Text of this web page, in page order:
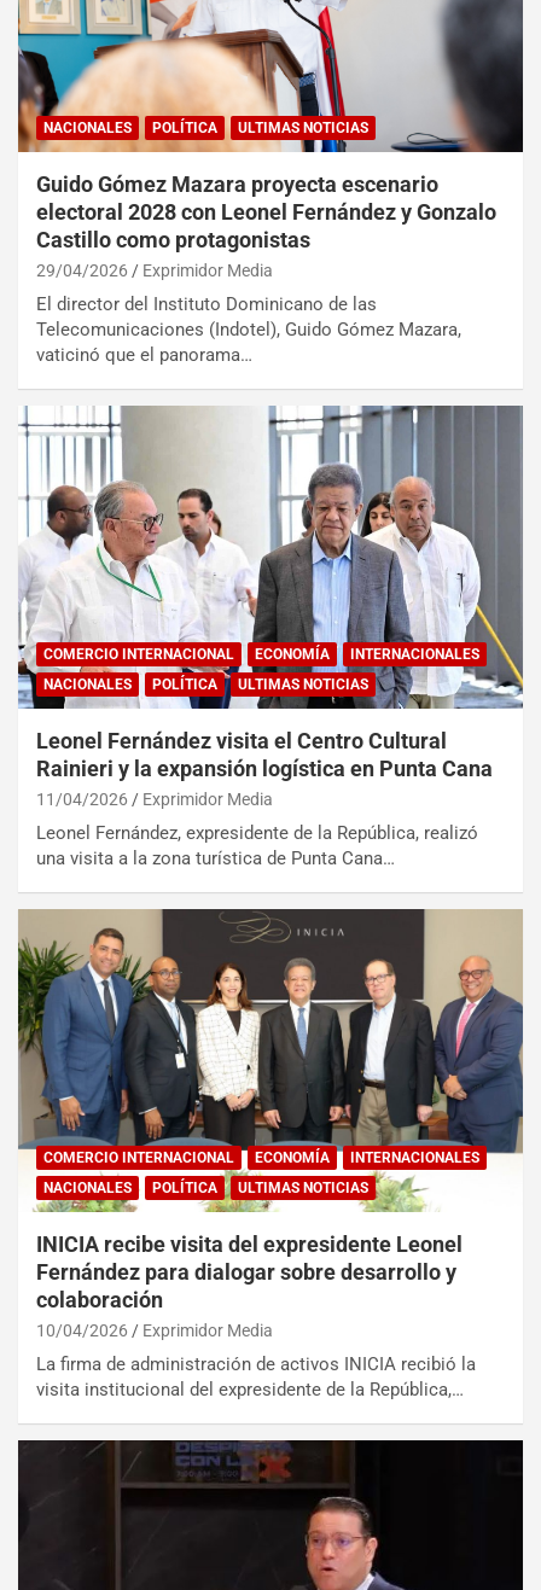
NACIONALES POLÍTICA ULTIMAS NOTICIAS
Guido Gómez Mazara proyecta escenario
electoral 2028 con Leonel Fernández y Gonzalo
Castillo como protagonistas
29/04/2026 Exprimidor Media
El director del Instituto Dominicano de las
Telecomunicaciones (Indotel), Guido Gómez Mazara,
vaticinó que el panorama…
COMERCIO INTERNACIONAL ECONOMÍA
INTERNACIONALES
NACIONALES
POLÍTICA ULTIMAS NOTICIAS
Leonel Fernández visita el Centro Cultural
Rainieri y la expansión logística en Punta Cana
11/04/2026 Exprimidor Media
Leonel Fernández, expresidente de la República, realizó
una visita a la zona turística de Punta Cana…
COMERCIO INTERNACIONAL ECONOMÍA
INTERNACIONALES
NACIONALES
POLÍTICA ULTIMAS NOTICIAS
INICIA recibe visita del expresidente Leonel
Fernández para dialogar sobre desarrollo y
colaboración
10/04/2026 Exprimidor Media
La firma de administración de activos INICIA recibió la
visita institucional del expresidente de la República,…